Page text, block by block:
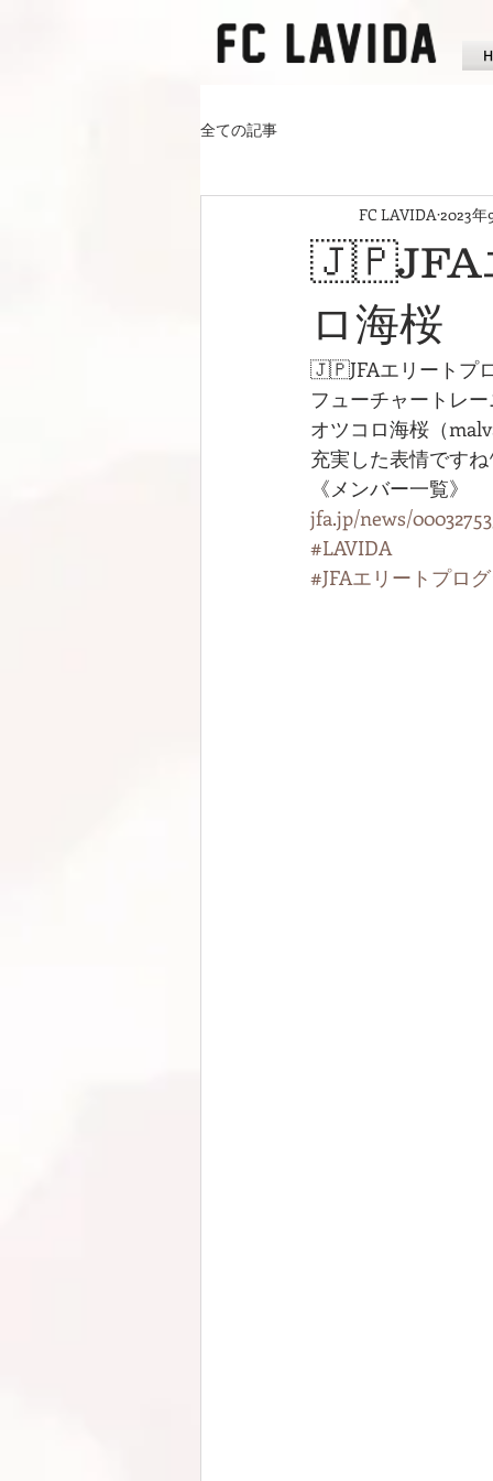
全ての記事
🇯🇵JFA
ロ海桜
FC LAVIDA 2023年
🇯🇵JFAエリートプ
フューチャートレ
オツコロ海桜（
充実した表情です
《メンバー一覧》
jfa.jp/news/
#LAVIDA
#JFAエリートプロ